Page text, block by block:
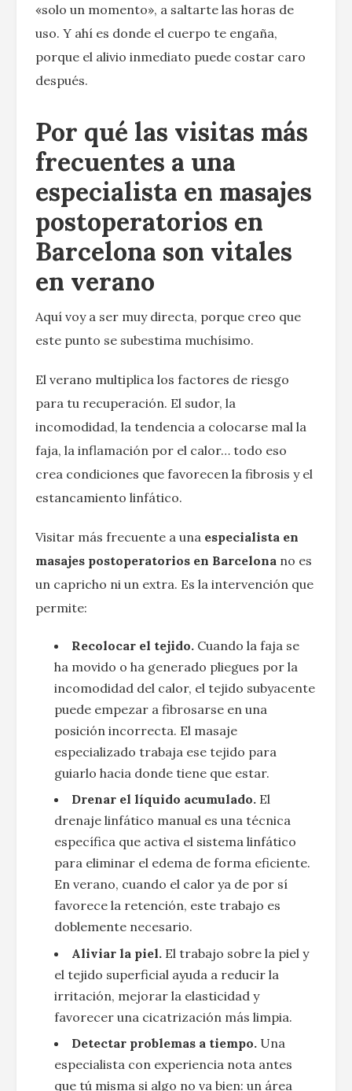
«solo un momento», a saltarte las horas de
uso. Y ahí es donde el cuerpo te engaña,
porque el alivio inmediato puede costar caro
después.
Por qué las visitas más
frecuentes a una
especialista en masajes
postoperatorios en
Barcelona son vitales
en verano
Aquí voy a ser muy directa, porque creo que
este punto se subestima muchísimo.
El verano multiplica los factores de riesgo
para tu recuperación. El sudor, la
incomodidad, la tendencia a colocarse mal la
faja, la inflamación por el calor… todo eso
crea condiciones que favorecen la fibrosis y el
estancamiento linfático.
Visitar más frecuente a una especialista en
masajes postoperatorios en Barcelona no es
un capricho ni un extra. Es la intervención que
permite:
Recolocar el tejido. Cuando la faja se
ha movido o ha generado pliegues por la
incomodidad del calor, el tejido subyacente
puede empezar a fibrosarse en una
posición incorrecta. El masaje
especializado trabaja ese tejido para
guiarlo hacia donde tiene que estar.
Drenar el líquido acumulado. El
drenaje linfático manual es una técnica
específica que activa el sistema linfático
para eliminar el edema de forma eficiente.
En verano, cuando el calor ya de por sí
favorece la retención, este trabajo es
doblemente necesario.
Aliviar la piel. El trabajo sobre la piel y
el tejido superficial ayuda a reducir la
irritación, mejorar la elasticidad y
favorecer una cicatrización más limpia.
Detectar problemas a tiempo. Una
especialista con experiencia nota antes
que tú misma si algo no va bien: un área